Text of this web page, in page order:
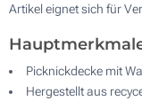
Artikel eignet sich für
Picknickdecke mit
Hergestellt aus